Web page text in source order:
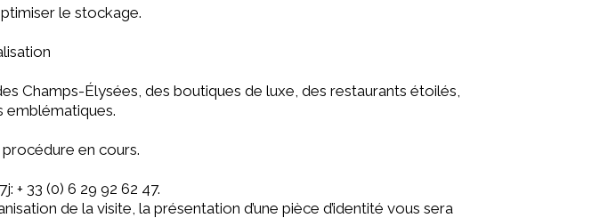
le stockage.
Champs-Élysées, des boutiques de luxe, des restaurants étoilés,
emblématiques.
en cours.
+ 33 (0) 6 29 92 62 47.
de la visite, la présentation d’une pièce d’identité vous sera